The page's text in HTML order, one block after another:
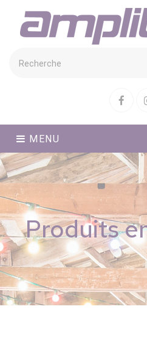
MENU
Produits
Cookies management panel